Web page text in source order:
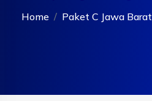
Home Paket C Jawa Barat